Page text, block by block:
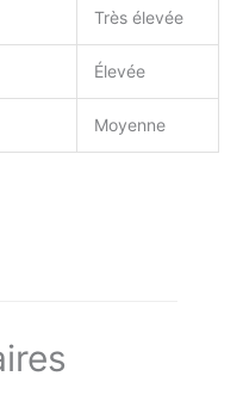
en charge
à deux
ou fuite illégale.
professionnel 7j/7
24 : notre équipe
Très élevée
Élevée
Moyenne